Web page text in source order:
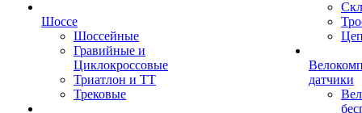
Шоссе
Шоссейные
Гравийные и
Циклокроссовые
Триатлон и ТТ
Трековые
датчики